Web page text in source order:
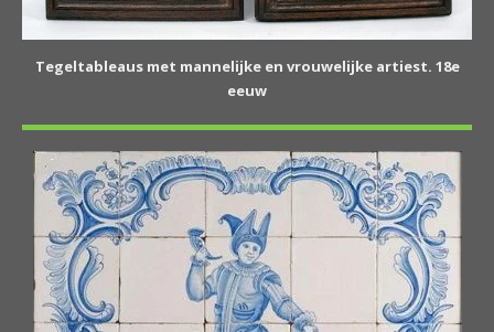
Tegeltableaus met mannelijke en vrouwelijke artiest. 18e
eeuw